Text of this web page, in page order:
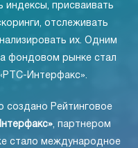
индексы, присваивать
отслеживать
их. Одним
фондовом рынке стал
Интерфакс».
создано Рейтинговое
, партнером
стало международное